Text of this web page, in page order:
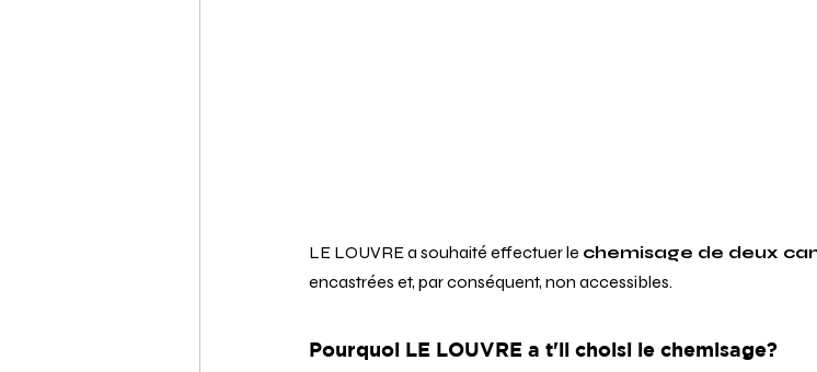
LE LOUVRE a souhaité effectuer le chemisage de deux
encastrées et, par conséquent, non accessibles.
Pourquoi LE LOUVRE a t'il choisi le chemisage?